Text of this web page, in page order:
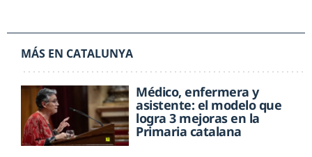
MÁS EN CATALUNYA
Médico, enfermera y
asistente: el modelo que
logra 3 mejoras en la
Primaria catalana